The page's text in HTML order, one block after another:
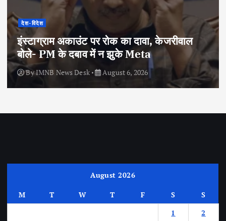
देश-विदेश
इंस्टाग्राम अकाउंट पर रोक का दावा, केजरीवाल
बोले- PM के दबाव में न झुके Meta
ByIMNB News Desk August 6, 2026
August 2026
M T W T F S
S
1
2